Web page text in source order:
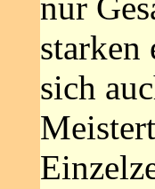
starken
sich